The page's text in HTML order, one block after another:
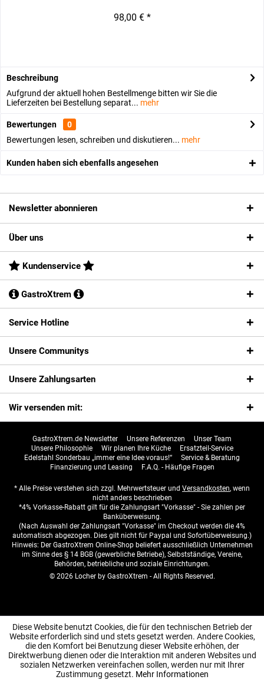
98,00 € *
Beschreibung
Aufgrund der aktuell hohen Bestellmenge bitten wir Sie die
Lieferzeiten bei Bestellung separat... mehr
Bewertungen
0
Bewertungen lesen, schreiben und diskutieren... mehr
Kunden haben sich ebenfalls angesehen
Newsletter abonnieren
Über uns
Kundenservice
GastroXtrem
Service Hotline
Unsere Communitys
Unsere Zahlungsarten
Wir versenden mit:
GastroXtrem.de Newsletter Unsere Referenzen
Unser Team
Unsere Philosophie
Wir planen Ihre Küche
Ersatzteil-Service
Edelstahl Sonderbau „immer eine Idee voraus!“
Service & Beratung
Finanzierung und Leasing
F.A.Q. - Häufige Fragen
* Alle Preise verstehen sich zzgl. Mehrwertsteuer und Versandkosten, wenn
nicht anders beschrieben
*4% Vorkasse-Rabatt gilt für die Zahlungsart "Vorkasse" - Sie zahlen per
Banküberweisung.
(Nach Auswahl der Zahlungsart "Vorkasse" im Checkout werden die 4%
automatisch abgezogen. Dies gilt nicht für Paypal und Sofortüberweisung.)
Hinweis: Der GastroXtrem Online-Shop beliefert ausschließlich Unternehmen
im Sinne des § 14 BGB (gewerbliche Betriebe), Selbstständige, Vereine,
Behörden, betriebliche und soziale Einrichtungen.
© 2026 Locher by GastroXtrem - All Rights Reserved.
Diese Website benutzt Cookies, die für den technischen Betrieb der
Website erforderlich sind und stets gesetzt werden. Andere Cookies,
die den Komfort bei Benutzung dieser Website erhöhen, der
Direktwerbung dienen oder die Interaktion mit anderen Websites und
sozialen Netzwerken vereinfachen sollen, werden nur mit Ihrer
Zustimmung gesetzt. Mehr Informationen